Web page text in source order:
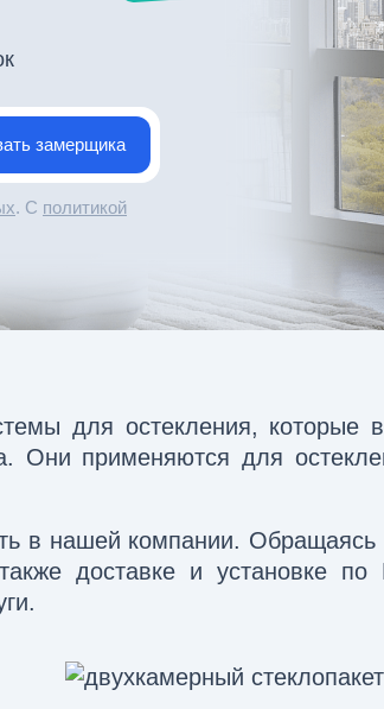
. С политикой
для остекления, которые
Они применяются для
в нашей компании.
доставке и установке